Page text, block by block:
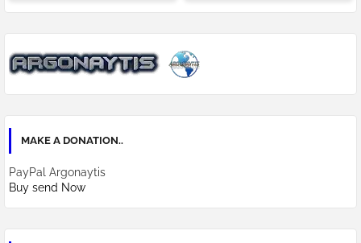
MAKE A DONATION..
PayPal Argonaytis
Buy send Now